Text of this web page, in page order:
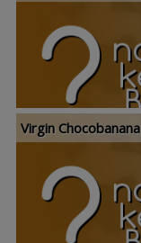
Virgin Chocobanana